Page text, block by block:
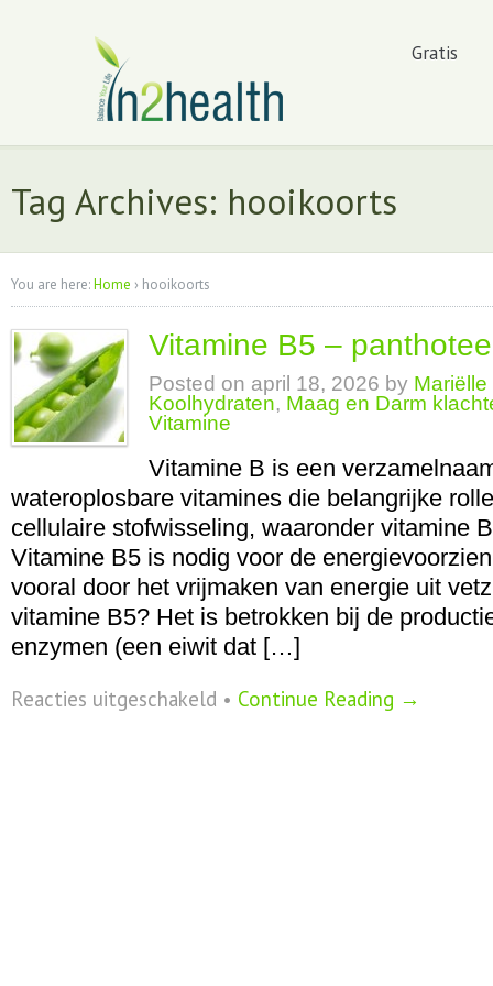
Gratis
Tag Archives: hooikoorts
You are here:Home › hooikoorts
Vitamine B5 –
Posted on april 18, 2026 by
Koolhydraten, Maag en Darm
Vitamine
Vitamine B is een
wateroplosbare vitamines die belangrijke
cellulaire stofwisseling, waaronder vitamine
Vitamine B5 is nodig voor de
vooral door het vrijmaken van energie uit
vitamine B5? Het is betrokken bij de
enzymen (een eiwit dat […]
Reacties uitgeschakeld voor
Vitamine
• Continue Reading →